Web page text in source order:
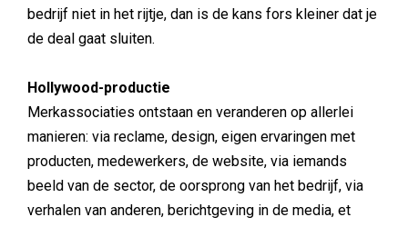
bedrijf niet in het rijtje, dan is de kans fors kleiner dat je
de deal gaat sluiten.
Hollywood-productie
Merkassociaties ontstaan en veranderen op allerlei
manieren: via reclame, design, eigen ervaringen met
producten, medewerkers, de website, via iemands
beeld van de sector, de oorsprong van het bedrijf, via
verhalen van anderen, berichtgeving in de media, et